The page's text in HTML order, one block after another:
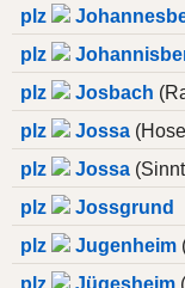
plz
plz
plz
Josbach
plz
Jossa
plz
Jossa
plz
Jossgrund
plz
Jugenheim
plz
Jügesheim